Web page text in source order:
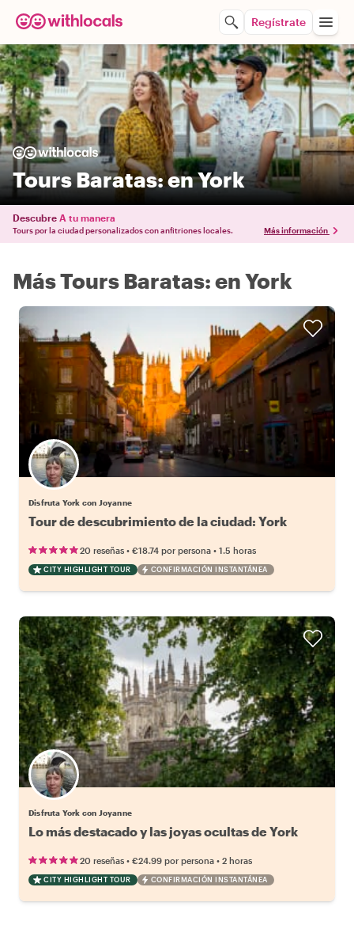
Regístrate
Tours Baratas: en York
Descubre A tu manera
Tours por la ciudad personalizados con anfitriones locales. Más información
Más Tours Baratas: en York
Disfruta York con Joyanne
Tour de descubrimiento de la ciudad: York
20 reseñas • €18.74 por persona • 1.5 horas
CITY HIGHLIGHT TOUR CONFIRMACIÓN INSTANTÁNEA
Disfruta York con Joyanne
Lo más destacado y las joyas ocultas de York
20 reseñas • €24.99 por persona • 2 horas
CITY HIGHLIGHT TOUR CONFIRMACIÓN INSTANTÁNEA